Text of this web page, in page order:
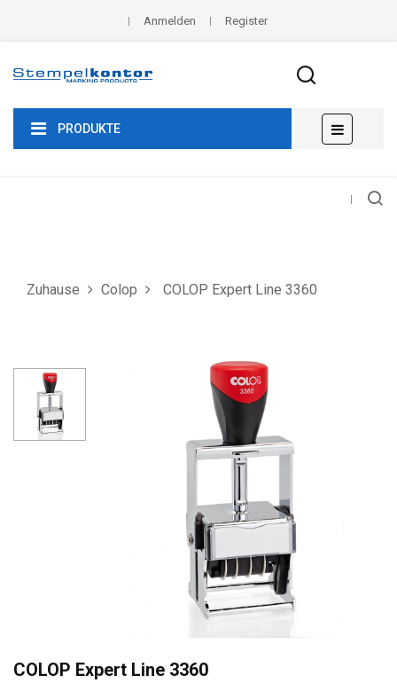
Anmelden Register
PRODUKTE
der
☰
Zuhause Colop COLOP Expert Line 3360
COLOP Expert Line 3360